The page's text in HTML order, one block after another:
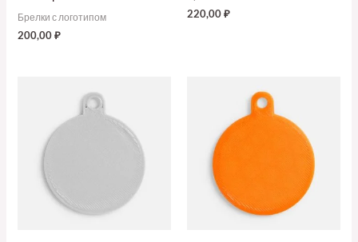
Брелки с логотипом
200,00₽
220,00₽